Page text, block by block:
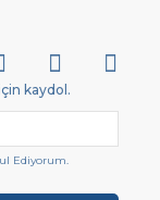
kaydol.
Ediyorum.